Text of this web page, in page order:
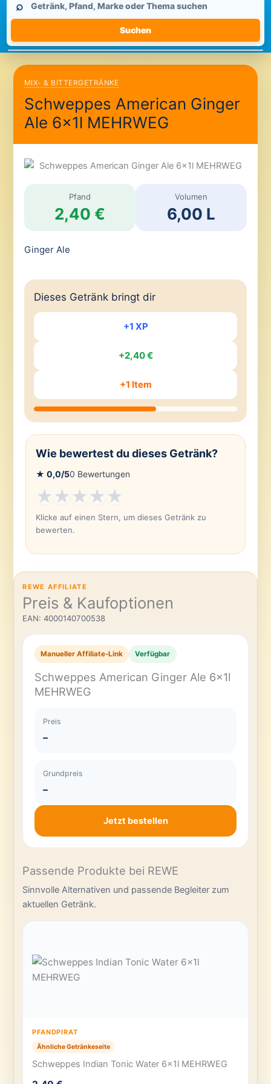
durchsuchen
⌕
Suchen
MIX- & BITTERGETRÄNKE
Schweppes American Ginger
Ale 6x1l MEHRWEG
Pfand
2,40 €
Volumen
6,00 L
Ginger Ale
Dieses Getränk bringt dir
+1 XP
+2,40 €
+1 Item
Wie bewertest du dieses Getränk?
★ 0,0/50 Bewertungen
★★★★★
Klicke auf einen Stern, um dieses Getränk zu
bewerten.
REWE AFFILIATE
Preis & Kaufoptionen
EAN: 4000140700538
Manueller Affiliate-Link Verfügbar
Schweppes American Ginger Ale 6x1l
MEHRWEG
Preis
–
Grundpreis
–
Jetzt bestellen
Passende Produkte bei REWE
Sinnvolle Alternativen und passende Begleiter zum
aktuellen Getränk.
PFANDPIRAT
Ähnliche Getränkeseite
Schweppes Indian Tonic Water 6x1l MEHRWEG